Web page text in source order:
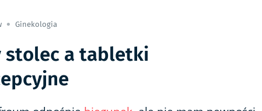
Ginekologia
stolec a tabletki